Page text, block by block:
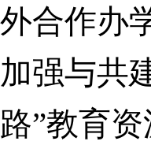
外合作办
加强与共
路”教育